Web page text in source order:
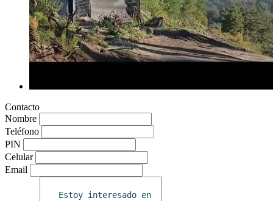
Contacto
Nombre
Teléfono
PIN
Celular
Email